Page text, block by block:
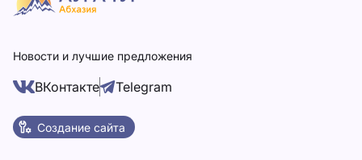
Новости и лучшие предложения
ВКонтакте Telegram
Создание сайта